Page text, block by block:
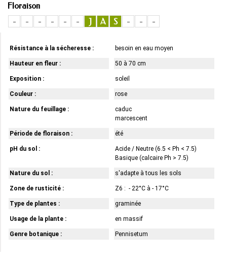
Floraison
-
- - - - - J A S - - -
Résistance à la sécheresse : besoin en eau moyen
Hauteur en fleur : 50 à 70 cm
Exposition : soleil
Couleur : rose
Nature du feuillage :
caduc
marcescent
Période de floraison : été
pH du sol :
Acide / Neutre (6.5 < Ph < 7.5)
Basique (calcaire Ph > 7.5)
Nature du sol : s'adapte à tous les sols
Zone de rusticité : Z6 : - 22°C à - 17°C
Type de plantes : graminée
Usage de la plante : en massif
Genre botanique : Pennisetum